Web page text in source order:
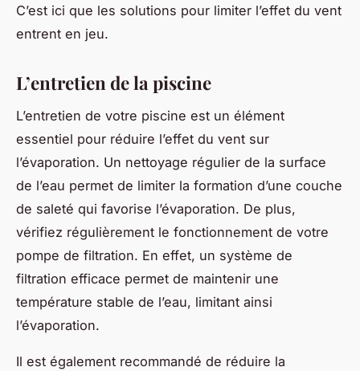
C’est ici que les solutions pour limiter l’effet du vent
entrent en jeu.
L’entretien de la piscine
L’entretien de votre piscine est un élément
essentiel pour réduire l’effet du vent sur
l’évaporation. Un nettoyage régulier de la surface
de l’eau permet de limiter la formation d’une couche
de saleté qui favorise l’évaporation. De plus,
vérifiez régulièrement le fonctionnement de votre
pompe de filtration. En effet, un système de
filtration efficace permet de maintenir une
température stable de l’eau, limitant ainsi
l’évaporation.
Il est également recommandé de réduire la